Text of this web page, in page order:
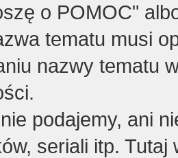
o POMOC"
tematu musi
nazwy tematu
podajemy, ani
seriali itp. Tutaj